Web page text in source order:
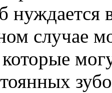
нуждается
случае